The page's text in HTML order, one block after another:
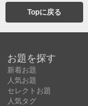
Topに戻る
お題を探す
新着お題
人気お題
セレクトお題
人気タグ